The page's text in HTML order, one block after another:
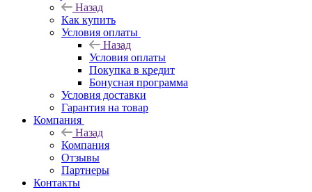
Назад
Как купить
Условия оплаты
Назад
Условия оплаты
Покупка в кредит
Бонусная программа
Условия доставки
Гарантия на товар
Компания
Назад
Компания
Отзывы
Партнеры
Контакты